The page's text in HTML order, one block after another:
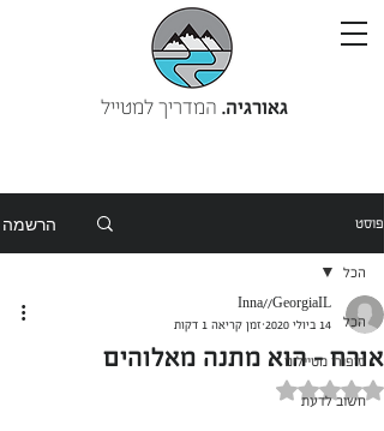
גאורגיה. המדריך למטייל
פוסט הרשמה
הכל
סיפורי מטיילים
חשוב לדעת
הכל
אורח - הוא מתנה מאלוהים
Inna//GeorgiaIL
14 ביולי 2020
זמן קריאה 1 דקות
דירוג של NaN מתוך 5 כוכבים